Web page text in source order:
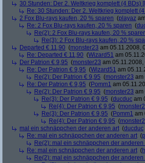
30 Stunden: Der 2. Weltkrieg komplett (4 BDs)
Re: 30 Stunden: Der 2. Weltkrieg komplett
2 Fox Blu-rays kaufen, 20 % sparen (playaz
Re: 2 Fox Blu-rays kaufen, 20 % sparen (
Re(2): 2 Fox Blu-rays kaufen, 20 %
Re(3): 2 Fox Blu-rays kaufen, 20 %
Departed € 11,90 (monster23 am 05.11.2008,
Re: Departed € 11,90 (Wizard51 am
Der Patrion € 9,95 (monster23 am 05.11.2008,
Re: Der Patrion € 9,95 (Wizard51 am
Re(2): Der Patrion € 9,95 (monster23 am
Re: Der Patrion € 9,95 (Pomm1 am
Re(2): Der Patrion € 9,95 (monster23 am
Re(3): Der Patrion € 9,95 (ducduc am
Re(4): Der Patrion € 9,95 (
Re(3): Der Patrion € 9,95 (Pomm1 am
Re(4): Der Patrion € 9,95 (
mal ein schnäppchen der anderen art (ducduc
Re: mal ein schnäppchen der anderen art (
Re(2): mal ein schnäppchen der anderen
Re: mal ein schnäppchen der anderen art (
Re(2): mal ein schnäppchen der anderen